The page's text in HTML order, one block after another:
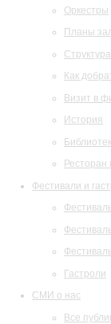
Оркестры
Планы
Структура
Как
Визит в
История
Ресторан
Фестивали и
Гастроли
СМИ о нас
Все